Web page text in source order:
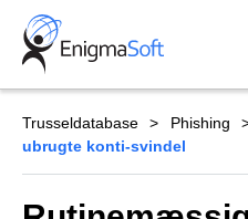
Skip
content
Trusseldatabase Phishing
ubrugte konti-svindel